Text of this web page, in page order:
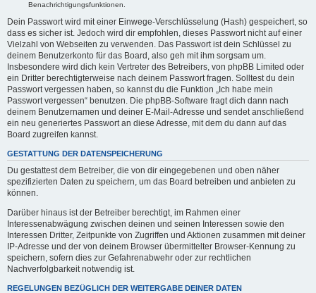
Benachrichtigungsfunktionen.
Dein Passwort wird mit einer Einwege-Verschlüsselung (Hash) gespeichert, so
dass es sicher ist. Jedoch wird dir empfohlen, dieses Passwort nicht auf einer
Vielzahl von Webseiten zu verwenden. Das Passwort ist dein Schlüssel zu
deinem Benutzerkonto für das Board, also geh mit ihm sorgsam um.
Insbesondere wird dich kein Vertreter des Betreibers, von phpBB Limited oder
ein Dritter berechtigterweise nach deinem Passwort fragen. Solltest du dein
Passwort vergessen haben, so kannst du die Funktion „Ich habe mein
Passwort vergessen“ benutzen. Die phpBB-Software fragt dich dann nach
deinem Benutzernamen und deiner E-Mail-Adresse und sendet anschließend
ein neu generiertes Passwort an diese Adresse, mit dem du dann auf das
Board zugreifen kannst.
GESTATTUNG DER DATENSPEICHERUNG
Du gestattest dem Betreiber, die von dir eingegebenen und oben näher
spezifizierten Daten zu speichern, um das Board betreiben und anbieten zu
können.
Darüber hinaus ist der Betreiber berechtigt, im Rahmen einer
Interessenabwägung zwischen deinen und seinen Interessen sowie den
Interessen Dritter, Zeitpunkte von Zugriffen und Aktionen zusammen mit deiner
IP-Adresse und der von deinem Browser übermittelter Browser-Kennung zu
speichern, sofern dies zur Gefahrenabwehr oder zur rechtlichen
Nachverfolgbarkeit notwendig ist.
REGELUNGEN BEZÜGLICH DER WEITERGABE DEINER DATEN